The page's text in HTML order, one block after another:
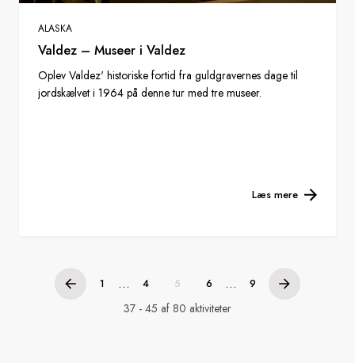
ALASKA
Valdez – Museer i Valdez
Oplev Valdez' historiske fortid fra guldgravernes dage til
jordskælvet i 1964 på denne tur med tre museer.
Læs mere
1 ... 4 5 6 ... 9
37 - 45 af 80 aktiviteter